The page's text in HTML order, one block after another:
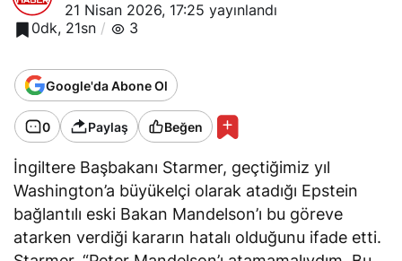
21 Nisan 2026, 17:25 yayınlandı
0dk, 21sn
3
Google'da Abone Ol
0 Paylaş Beğen
İngiltere Başbakanı Starmer, geçtiğimiz yıl
Washington’a büyükelçi olarak atadığı Epstein
bağlantılı eski Bakan Mandelson’ı bu göreve
atarken verdiği kararın hatalı olduğunu ifade etti.